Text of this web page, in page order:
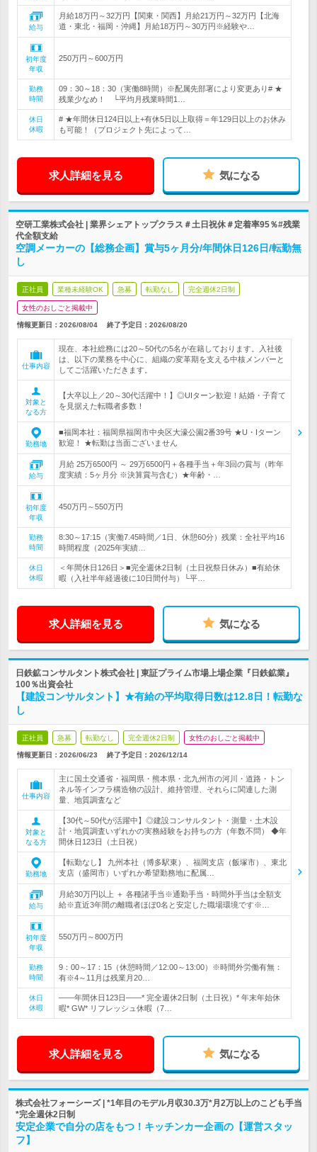
給与
月給18万円～32万円【関東・関西】月給21万円～32万円【北海
道・東北・福岡・沖縄】月給18万円～30万円※経験や…
初年度
年収
250万円～600万円
勤務
時間
09：30～18：30（実働8時間）※配属先部署により変更あり# ★
残業少なめ！ └平均月残業時間1…
休日
休暇
# ★年間休日124日以上+有休5日以上取得＝年129日以上のお休み
も可能！（プロジェクト先によって…
求人詳細を見る 気になる
空研工業株式会社 | 業界シェアトップクラス＃土日祝休＃定着率95％#残業
代全額支給
空調メーカーの【総務企画】賞与5ヶ月分/年間休日126日/転勤無
し
正社員 業種未経験OK 急募 転勤なし 完全週休2日制
女性のおしごと掲載中
情報更新日：2026/08/04 終了予定日： 2026/08/20
仕事内容
現在、本社総務には20～50代の5名が在籍しております。入社後
は、以下の業務を中心に、組織の変革期を支える中核メンバーと
してご活躍いただきます。
対象と
なる方
【大卒以上／20～30代活躍中！】◎UIターン歓迎！結婚・子育て
を見据えた転職者多数！
勤務地
■福岡本社：福岡県福岡市中央区大濠公園2番39号 ★U・Iターン
歓迎！ ★転勤は当面ございません
給与
月給 25万6500円 ～ 29万6500円＋各種手当＋年3回の賞与（昨年
度実績：5ヶ月分 ※決算賞与含む）★年齢・…
初年度
年収
450万円～550万円
勤務
時間
8:30～17:15（実働7.45時間／1日、休憩60分）残業：全社平均16
時間程度（2025年実績…
休日
休暇
＜年間休日126日＞■完全週休2日制（土日祝祭日休み）■有給休
暇（入社半年経過後に10日間付与）└平…
求人詳細を見る 気になる
日鉄鉱コンサルタント株式会社 | 東証プライム市場上場企業『日鉄鉱業』
100％出資会社
【建設コンサルタント】★有給の平均取得日数は12.8日！転勤な
し
正社員 急募 転勤なし 完全週休2日制 女性のおしごと掲載中
情報更新日：2026/06/23 終了予定日： 2026/12/14
仕事内容
主に国土交通省・福岡県・熊本県・北九州市の河川・道路・トン
ネル等インフラ構造物の設計、維持管理、それらに関連した測
量、地質調査など
対象と
なる方
【30代～50代が活躍中】◎建設コンサルタント・測量・土木設
計・地質調査いずれかの実務経験をお持ちの方（年数不問） ◆年
間休日123日（土日祝）
勤務地
【転勤なし】 九州本社（博多駅東）、福岡支店（飯塚市）、東北
支店（盛岡市）いずれか希望勤務地に配属…
給与
月給30万円以上 ＋ 各種諸手当※通勤手当・時間外手当は全額支
給※直近3年間の離職者ほぼ0名と安定した職場環境です※…
初年度
年収
550万円～800万円
勤務
時間
9：00～17：15（休憩時間／12:00～13:00）※時間外労働有無：
有※4～11月は残業月20…
休日
休暇
――年間休日123日――* 完全週休2日制（土日祝）* 年末年始休
暇* GW* リフレッシュ休暇（7…
求人詳細を見る 気になる
株式会社フォーシーズ | *1年目のモデル月収30.3万*月2万以上のこども手当
*完全週休2日制
安定企業で自分の店をもつ！キッチンカー企画の【運営スタッ
フ】